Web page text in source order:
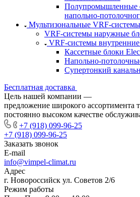
Полупромышленные
напольно-
Мультизональные VRF-системы
VRF-системы наружные
VRF-системы
Кассетные блоки
Напольно-
Супертонкий
Бесплатная доставка
Цель нашей компании —
предложение широкого ассортимента
постоянно высоком качестве
+7 (918) 099-96-25
+7 (918) 099-96-25
Заказать звонок
E-mail
info@vimpel-climat.ru
Адрес
г. Новороссийск ул. Советов 2/6
Режим работы